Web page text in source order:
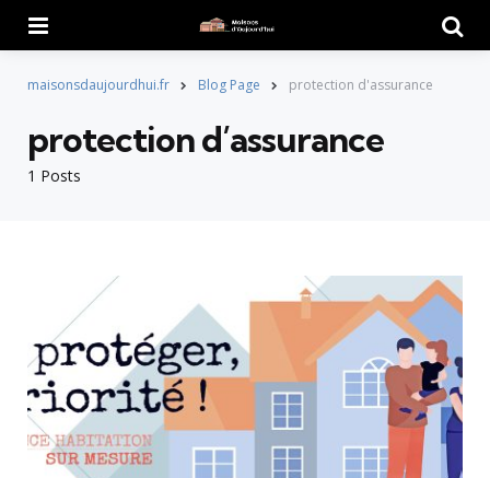
maisonsdaujourdhui.fr Blog Page protection d'assurance
1 Posts
protection d’assurance